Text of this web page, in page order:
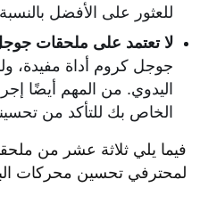
للعثور على الأفضل
لا تعتمد على ملحقات
جوجل كروم أداة مفيدة،
اليدوي. من المهم أيضًا
الخاص بك للتأكد من
فيما يلي ثلاثة عشر من
لمحترفي تحسين محركات